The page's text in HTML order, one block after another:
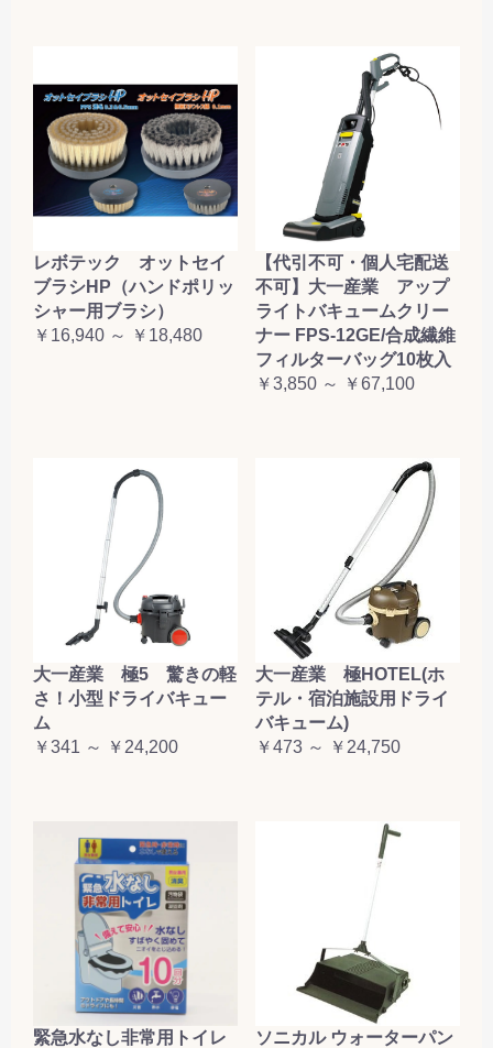
レボテック オットセイ
ブラシHP（ハンドポリッ
シャー用ブラシ）
￥16,940 ～ ￥18,480
【代引不可・個人宅配送
不可】大一産業 アップ
ライトバキュームクリー
ナー FPS-12GE/合成繊維
フィルターバッグ10枚入
￥3,850 ～ ￥67,100
大一産業 極5 驚きの軽
さ！小型ドライバキュー
ム
￥341 ～ ￥24,200
大一産業 極HOTEL(ホ
テル・宿泊施設用ドライ
バキューム)
￥473 ～ ￥24,750
緊急水なし非常用トイレ ソニカル ウォーターパン